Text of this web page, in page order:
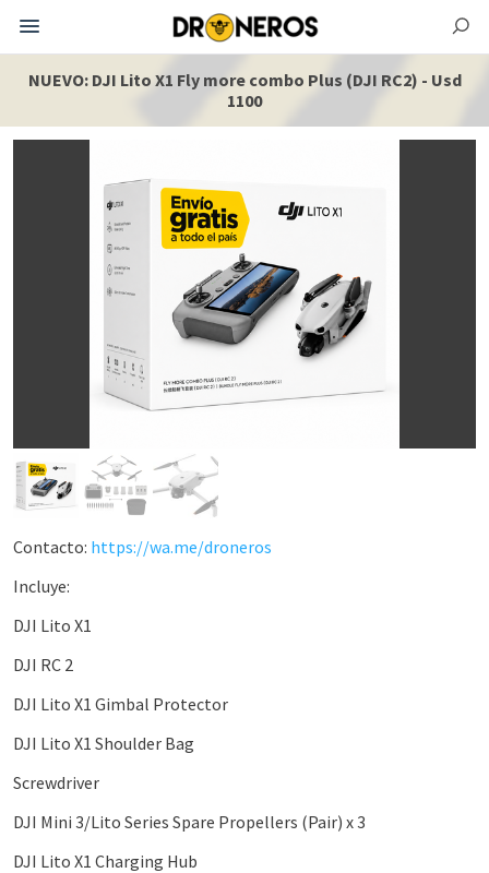
NUEVO: DJI Lito X1 Fly more combo Plus (DJI RC2) - Usd
1100
Contacto: https://wa.me/droneros
Incluye:
DJI Lito X1
DJI RC 2
DJI Lito X1 Gimbal Protector
DJI Lito X1 Shoulder Bag
Screwdriver
DJI Mini 3/Lito Series Spare Propellers (Pair) x 3
DJI Lito X1 Charging Hub